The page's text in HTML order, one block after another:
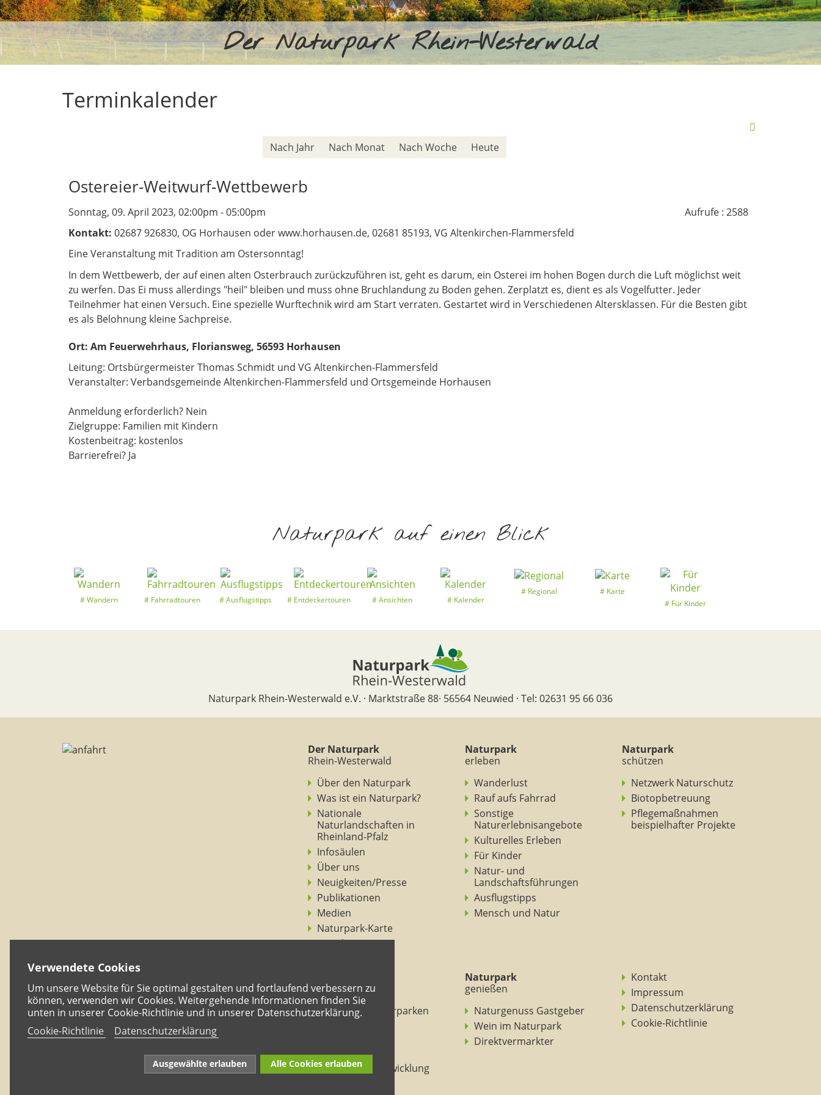
Verwendete Cookies
Um unsere Website für Sie optimal gestalten und fortlaufend verbessern zu
können, verwenden wir Cookies. Weitergehende Informationen finden Sie
unten in unserer Cookie-Richtlinie und in unserer Datenschutzerklärung.
Cookie-Richtlinie
Datenschutzerklärung
Ausgewählte erlauben Alle Cookies erlauben
Der Naturpark Rhein-Westerwald
Terminkalender
Nach Jahr Nach Monat Nach Woche Heute
Ostereier-Weitwurf-Wettbewerb
Sonntag, 09. April 2023, 02:00pm - 05:00pm Aufrufe: 2588
Kontakt: 02687 926830, OG Horhausen oder www.horhausen.de, 02681 85193, VG Altenkirchen-Flammersfeld
Eine Veranstaltung mit Tradition am Ostersonntag!
In dem Wettbewerb, der auf einen alten Osterbrauch zurückzuführen ist, geht es darum, ein Osterei im hohen Bogen durch die Luft möglichst weit
zu werfen. Das Ei muss allerdings "heil" bleiben und muss ohne Bruchlandung zu Boden gehen. Zerplatzt es, dient es als Vogelfutter. Jeder
Teilnehmer hat einen Versuch. Eine spezielle Wurftechnik wird am Start verraten. Gestartet wird in Verschiedenen Altersklassen. Für die Besten gibt
es als Belohnung kleine Sachpreise.
Ort: Am Feuerwehrhaus, Floriansweg, 56593 Horhausen
Leitung: Ortsbürgermeister Thomas Schmidt und VG Altenkirchen-Flammersfeld
Veranstalter: Verbandsgemeinde Altenkirchen-Flammersfeld und Ortsgemeinde Horhausen
Anmeldung erforderlich? Nein
Zielgruppe: Familien mit Kindern
Kostenbeitrag: kostenlos
Barrierefrei? Ja
Naturpark auf einen Blick
Wandern Fahrradtouren Ausflugstipps Entdeckertouren Ansichten Kalender
Regional
Karte
Für Kinder
Naturpark Rhein-Westerwald e.V. · Marktstraße 88· 56564 Neuwied · Tel: 02631 95 66 036
Der Naturpark
Rhein-Westerwald
Über den Naturpark
Was ist ein Naturpark?
Nationale
Naturlandschaften in
Rheinland-Pfalz
Infosäulen
Über uns
Neuigkeiten/Presse
Publikationen
Medien
Naturpark-Karte
Ansichten
Naturpark
erleben
Wanderlust
Rauf aufs Fahrrad
Sonstige
Naturerlebnisangebote
Kulturelles Erleben
Für Kinder
Natur- und
Landschaftsführungen
Ausflugstipps
Mensch und Natur
Naturpark
schützen
Netzwerk Naturschutz
Biotopbetreuung
Pflegemaßnahmen
beispielhafter Projekte
verstehen
BNE in den Naturparken
Rheinland-Pfalz
Mitmachheft
Nachhaltige Entwicklung
Naturpark
genießen
Naturgenuss Gastgeber
Wein im Naturpark
Direktvermarkter
Kontakt
Impressum
Datenschutzerklärung
Cookie-Richtlinie